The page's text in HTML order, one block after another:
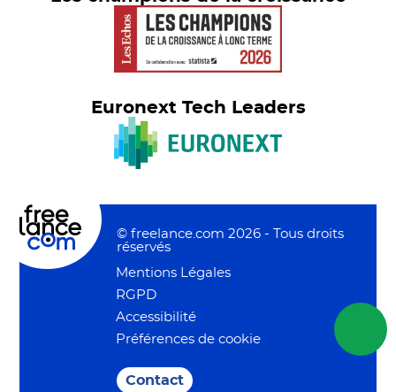
Euronext Tech Leaders
© freelance.com 2026 - Tous droits
réservés
Mentions Légales
RGPD
Accessibilité
Préférences de cookie
Contact